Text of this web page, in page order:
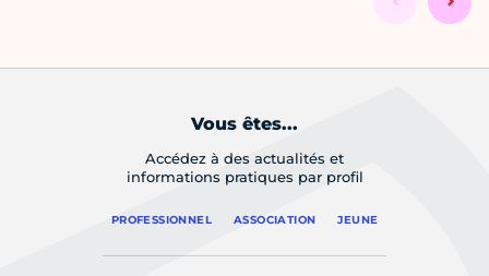
Vous êtes...
Accédez à des actualités et
informations pratiques par profil
PROFESSIONNEL ASSOCIATION JEUNE